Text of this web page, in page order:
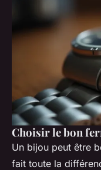
Choisir le bon
Un bijou peut être
fait toute la